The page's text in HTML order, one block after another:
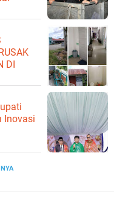
DI
Inovasi